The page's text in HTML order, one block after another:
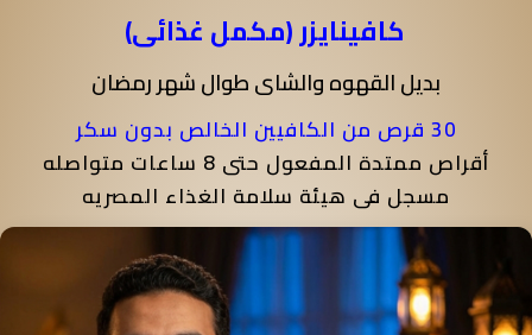
كافينايزر (مكمل غذائى)
بديل القهوه والشاى طوال شهر رمضان
30 قرص من الكافيين الخالص بدون سكر
أقراص ممتدة المفعول حتى 8 ساعات متواصله
مسجل فى هيئة سلامة الغذاء المصريه